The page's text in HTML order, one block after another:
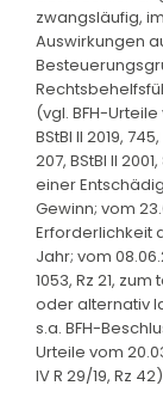
zwangsläufig,
Auswirkungen
(vgl. BFH-Urteile
BStBl II 2019,
207, BStBl II
einer
Gewinn; vom
Erforderlichkeit
Jahr; vom
1053, Rz 21,
oder alternativ
s.a. BFH-
Urteile vom
IV R 29/19, Rz